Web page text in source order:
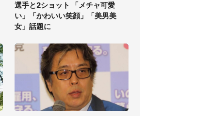
選手と2ショット 「メチャ可愛
い」「かわいい笑顔」「美男美
女」話題に